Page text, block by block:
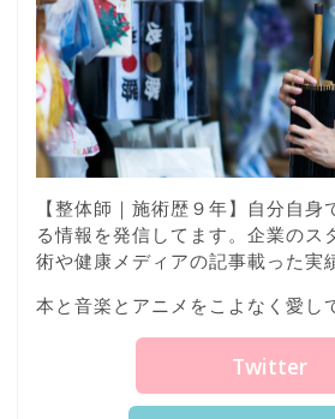
【整体師｜施術歴９年】自分自身
る情報を発信してます。企業のス
術や健康メディアの記事載った実
本と音楽とアニメをこよなく愛し
Twitter